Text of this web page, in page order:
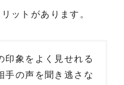
ットがあります。
印象をよく見せれる
手の声を聞き逃さな